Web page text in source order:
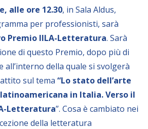
socio- economico
alle ore 12.30, in Sala Aldus,
per professionisti, sarà
Premio IILA-Letteratura. Sarà
di questo Premio, dopo più di
all’interno della quale si svolgerà
sul tema “Lo stato dell’arte
in Italia. Verso il
Letteratura”. Cosa è cambiato nei
della letteratura